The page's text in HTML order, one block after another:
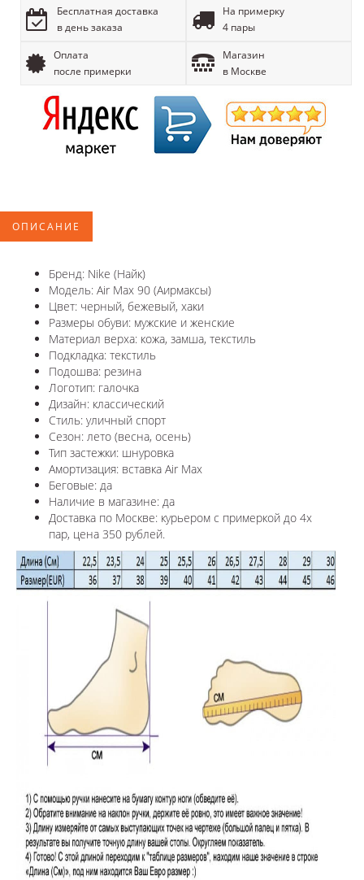
Бесплатная доставка
в день заказа
На примерку
4 пары
Оплата
после примерки
Магазин
в Москве
ОПИСАНИЕ
Бренд: Nike (Найк)
Модель: Air Max 90 (Аирмаксы)
Цвет: черный, бежевый, хаки
Размеры обуви: мужские и женские
Материал верха: кожа, замша, текстиль
Подкладка: текстиль
Подошва: резина
Логотип: галочка
Дизайн: классический
Стиль: уличный спорт
Сезон: лето (весна, осень)
Тип застежки: шнуровка
Амортизация: вставка Air Max
Беговые: да
Наличие в магазине: да
Доставка по Москве: курьером с примеркой до 4х
пар, цена 350 рублей.